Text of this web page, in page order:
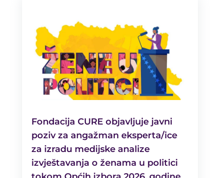
Fondacija CURE objavljuje javni
poziv za angažman eksperta/ice
za izradu medijske analize
izvještavanja o ženama u politici